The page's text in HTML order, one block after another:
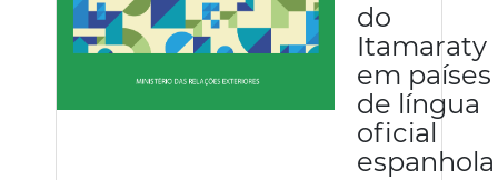
do
Itamaraty
em países
de língua
oficial
espanhola